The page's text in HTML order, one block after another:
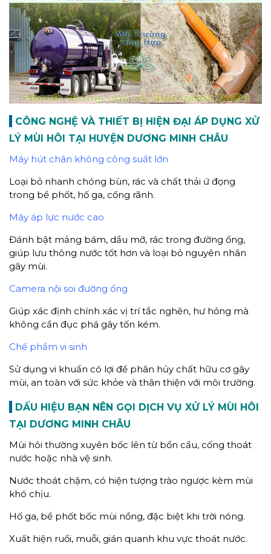
CÔNG NGHỆ VÀ THIẾT BỊ HIỆN ĐẠI ÁP DỤNG XỬ
LÝ MÙI HÔI TẠI HUYỆN DƯƠNG MINH CHÂU
Máy hút chân không công suất lớn
Loại bỏ nhanh chóng bùn, rác và chất thải ứ đọng
trong bể phốt, hố ga, cống rãnh.
Máy áp lực nước cao
Đánh bật mảng bám, dầu mỡ, rác trong đường ống,
giúp lưu thông nước tốt hơn và loại bỏ nguyên nhân
gây mùi.
Camera nội soi đường ống
Giúp xác định chính xác vị trí tắc nghẽn, hư hỏng mà
không cần đục phá gây tốn kém.
Chế phẩm vi sinh
Sử dụng vi khuẩn có lợi để phân hủy chất hữu cơ gây
mùi, an toàn với sức khỏe và thân thiện với môi trường.
DẤU HIỆU BẠN NÊN GỌI DỊCH VỤ XỬ LÝ MÙI HÔI
TẠI DƯƠNG MINH CHÂU
Mùi hôi thường xuyên bốc lên từ bồn cầu, cống thoát
nước hoặc nhà vệ sinh.
Nước thoát chậm, có hiện tượng trào ngược kèm mùi
khó chịu.
Hố ga, bể phốt bốc mùi nồng, đặc biệt khi trời nóng.
Xuất hiện ruồi, muỗi, gián quanh khu vực thoát nước.